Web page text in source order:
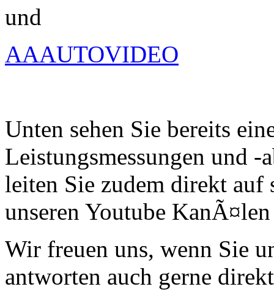
und
AAAUTOVIDEO
Unten sehen Sie bereits
Leistungsmessungen und -
leiten Sie zudem direkt auf
unseren Youtube
Wir freuen uns, wenn Sie
antworten auch gerne